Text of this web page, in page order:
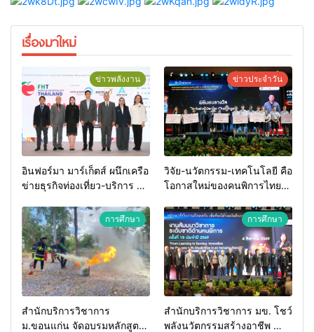
เรื่องมาใหม่
ข่าวพลังงาน
อินฟอร์มา มาร์เก็ตส์ ผนึกเครือ
ข่ายธุรกิจท่องเที่ยว-บริการ จัด
2026 เชื่อม 4 งานใหญ่ สร้าง
โอกาสธุรกิจครบวงจร ด้วย
ครับ
ข่าวประจำวัน
วิจัย-นวัตกรรม-เทคโนโลยี คือ
โอกาสใหม่ของคนพิการไทย
ประเทศ
การศึกษา
สำนักบริการวิชาการ
ม.ขอนแก่น จัดอบรมหลักสูตร
การศึกษา
สำนักบริการวิชาการ มข. โชว์
พลังนวัตกรรมสร้างอาชีพ นำ